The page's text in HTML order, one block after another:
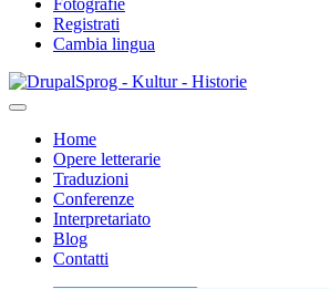
Fotografie
Registrati
Cambia lingua
Salta
al
principale
Sprog - Kultur - Historie
Primær
navigation
Home
Opere letterarie
Traduzioni
Conferenze
Interpretariato
Blog
Contatti